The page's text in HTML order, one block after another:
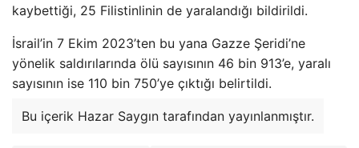
kaybettiği, 25 Filistinlinin de yaralandığı bildirildi.
İsrail’in 7 Ekim 2023’ten bu yana Gazze Şeridi’ne
yönelik saldırılarında ölü sayısının 46 bin 913’e, yaralı
sayısının ise 110 bin 750’ye çıktığı belirtildi.
Bu içerik Hazar Saygın tarafından yayınlanmıştır.